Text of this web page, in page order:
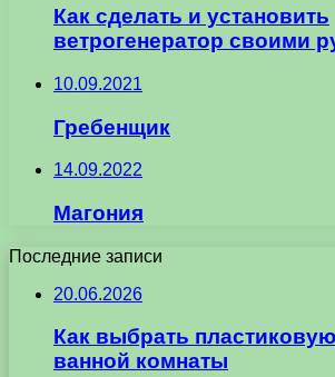
Как сделать и установить
ветрогенератор своими
10.09.2021
Гребенщик
14.09.2022
Магония
Последние записи
20.06.2026
Как выбрать
ванной комнаты